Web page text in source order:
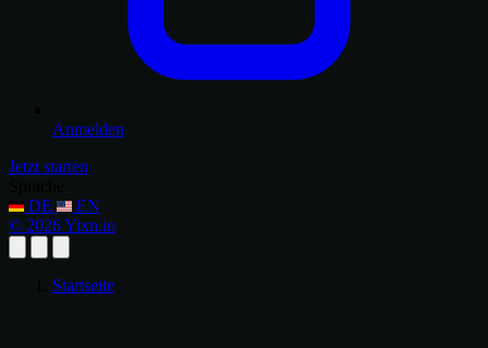
Anmelden
Jetzt starten
DE
EN
© 2026 Yixn.io
Startseite